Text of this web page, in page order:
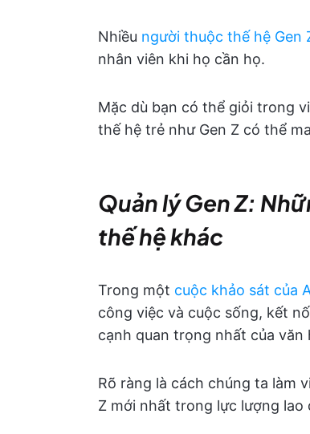
Nhiều người thuộc thế hệ Gen
nhân viên khi họ cần họ.
Mặc dù bạn có thể giỏi trong
thế hệ trẻ như Gen Z có thể
Quản lý Gen Z:
thế hệ khác
Trong một cuộc khảo sát của
công việc và cuộc sống, kết
cạnh quan trọng nhất của văn
Rõ ràng là cách chúng ta làm
Z mới nhất trong lực lượng